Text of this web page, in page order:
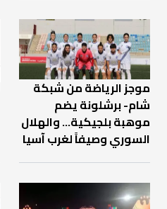
موجز الرياضة من شبكة
شام- برشلونة يضم
موهبة بلجيكية... والهلال
السوري وصيفاً لغرب آسيا